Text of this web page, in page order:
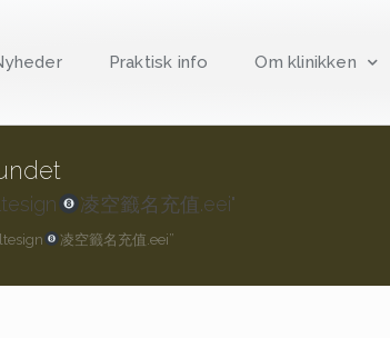
Praktisk info Om klinikken
凌空籤名充值.eei"
凌空籤名充值.eei”